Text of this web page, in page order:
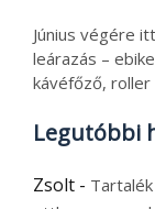
Június végére
leárazás –
kávéfőző, roller
Legutóbbi
Zsolt -